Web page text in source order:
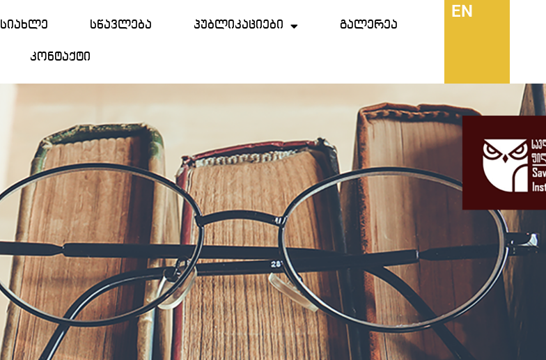
სიახლე სწავლება პუბლიკაციები გალერეა
კონტაქტი
EN